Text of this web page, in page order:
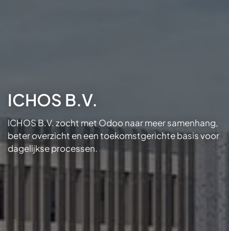
ICHOS B.V.
ICHOS B.V. zocht met Odoo naar meer samenhang,
beter overzicht en een toekomstgerichte basis voor
dagelijkse processen.